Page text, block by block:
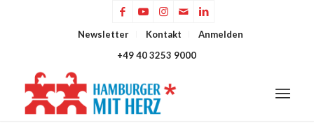
Newsletter Kontakt
Anmelden
+49 40 3253 9000